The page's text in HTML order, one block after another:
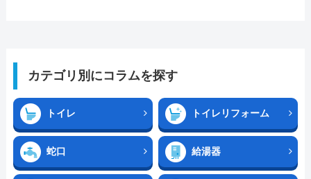
カテゴリ別にコラムを探す
トイレ トイレリフォーム
蛇口 給湯器